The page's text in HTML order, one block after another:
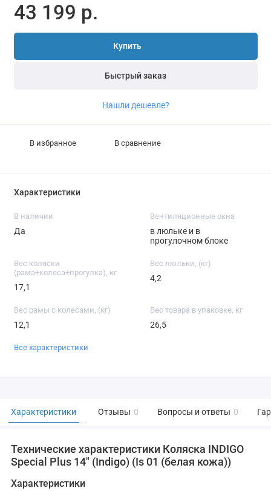
43 199 р.
Купить
Быстрый заказ
Нашли дешевле?
В избранное В сравнение
Характеристики
В наличии
Да
Вентиляционные окна
в люльке и в
прогулочном блоке
Вес коляски
(рама+колеса+прогулка), кг
17,1
Вес люльки, (кг)
4,2
Вес рамы с колесами, (кг)
12,1
Вес товара в упаковке, кг
26,5
Все характеристики
Характеристики Отзывы 0 Вопросы и ответы 0
Технические характеристики Коляска INDIGO
Special Plus 14" (Indigo) (Is 01 (белая кожа))
Характеристики